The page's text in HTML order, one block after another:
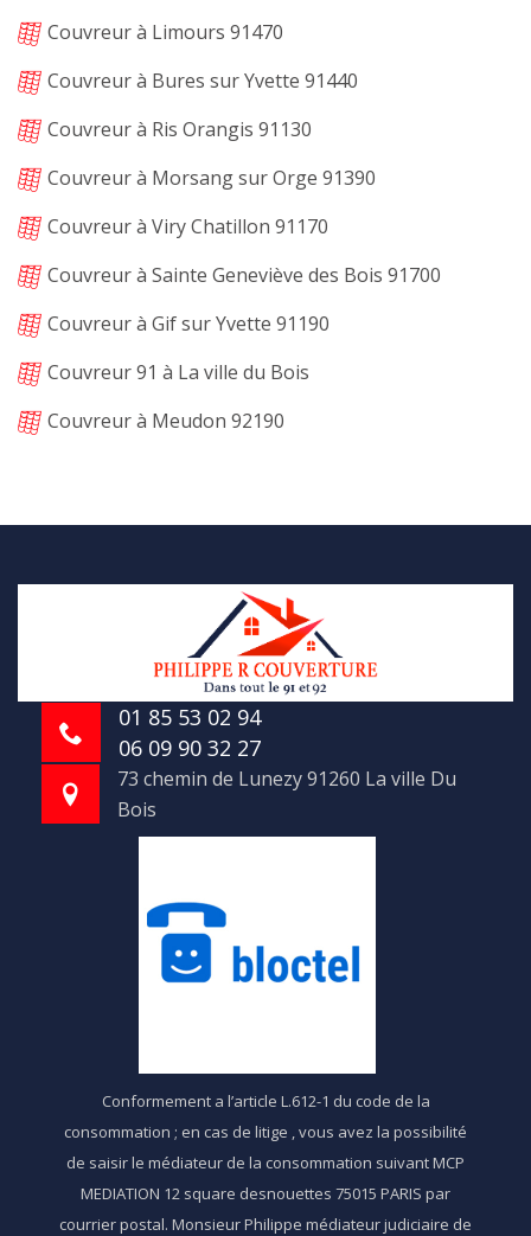
Couvreur à Limours 91470
Couvreur à Bures sur Yvette 91440
Couvreur à Ris Orangis 91130
Couvreur à Morsang sur Orge 91390
Couvreur à Viry Chatillon 91170
Couvreur à Sainte Geneviève des Bois 91700
Couvreur à Gif sur Yvette 91190
Couvreur 91 à La ville du Bois
Couvreur à Meudon 92190
01 85 53 02 94
06 09 90 32 27
73 chemin de Lunezy 91260 La ville Du
Bois
Conformement a l’article L.612-1 du code de la
consommation ; en cas de litige , vous avez la possibilité
de saisir le médiateur de la consommation suivant MCP
MEDIATION 12 square desnouettes 75015 PARIS par
courrier postal. Monsieur Philippe médiateur judiciaire de